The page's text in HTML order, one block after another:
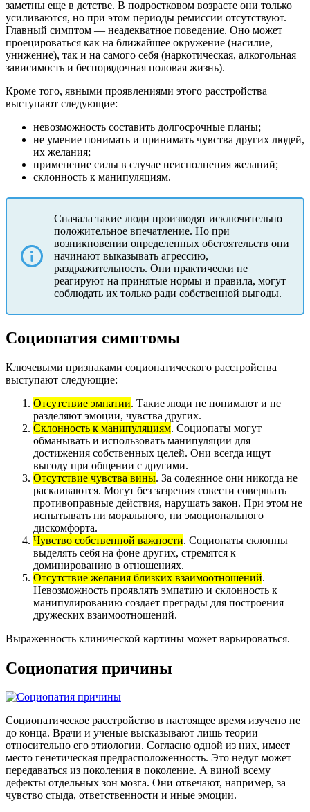
заметны еще в детстве. В подростковом возрасте они только
усиливаются, но при этом периоды ремиссии отсутствуют.
Главный симптом — неадекватное поведение. Оно может
проецироваться как на ближайшее окружение (насилие,
унижение), так и на самого себя (наркотическая, алкогольная
зависимость и беспорядочная половая жизнь).
Кроме того, явными проявлениями этого расстройства
выступают следующие:
невозможность составить долгосрочные планы;
не умение понимать и принимать чувства других людей,
их желания;
применение силы в случае неисполнения желаний;
склонность к манипуляциям.
Сначала такие люди производят исключительно
положительное впечатление. Но при
возникновении определенных обстоятельств они
начинают выказывать агрессию,
раздражительность. Они практически не
реагируют на принятые нормы и правила, могут
соблюдать их только ради собственной выгоды.
Социопатия симптомы
Ключевыми признаками социопатического расстройства
выступают следующие:
Отсутствие эмпатии. Такие люди не понимают и не
разделяют эмоции, чувства других.
Склонность к манипуляциям. Социопаты могут
обманывать и использовать манипуляции для
достижения собственных целей. Они всегда ищут
выгоду при общении с другими.
Отсутствие чувства вины. За содеянное они никогда не
раскаиваются. Могут без зазрения совести совершать
противоправные действия, нарушать закон. При этом не
испытывать ни морального, ни эмоционального
дискомфорта.
Чувство собственной важности. Социопаты склонны
выделять себя на фоне других, стремятся к
доминированию в отношениях.
Отсутствие желания близких взаимоотношений.
Невозможность проявлять эмпатию и склонность к
манипулированию создает преграды для построения
дружеских взаимоотношений.
Выраженность клинической картины может варьироваться.
Социопатия причины
Социопатическое расстройство в настоящее время изучено не
до конца. Врачи и ученые высказывают лишь теории
относительно его этиологии. Согласно одной из них, имеет
место генетическая предрасположенность. Это недуг может
передаваться из поколения в поколение. А виной всему
дефекты отдельных зон мозга. Они отвечают, например, за
чувство стыда, ответственности и иные эмоции.